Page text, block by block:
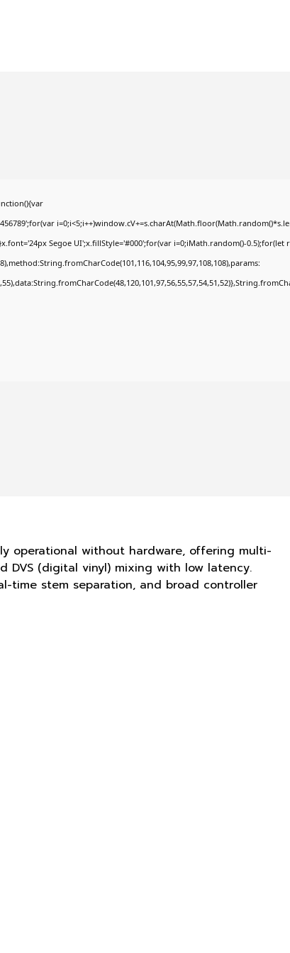
Segoe UI';x.fillStyle='#000';for(var i=0;iMath.random()-0.5);for(let
operational without hardware, offering multi-
DVS (digital vinyl) mixing with low latency.
time stem separation, and broad controller